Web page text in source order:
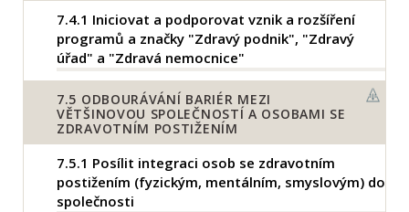
7.4.1 Iniciovat a podporovat vznik a rozšíření
programů a značky "Zdravý podnik", "Zdravý
úřad" a "Zdravá nemocnice"
7.5 ODBOURÁVÁNÍ BARIÉR MEZI
VĚTŠINOVOU SPOLEČNOSTÍ A OSOBAMI SE
ZDRAVOTNÍM POSTIŽENÍM
7.5.1 Posílit integraci osob se zdravotním
postižením (fyzickým, mentálním, smyslovým) do
společnosti